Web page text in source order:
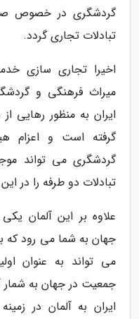
گردشگری در خصوص
تبادلات تجاری گردد.
اخیرا تجاری سازی
میراث فرهنگی و
ایران به منظور رهایی
گرفته است و اعزام
گردشگری می تواند
تبادلات دو طرفه را در
علاوه بر این آلمان
جهان به شما می رود که
می تواند به عنوان
جمعیت در جهان به شمار
ایران به آلمان در